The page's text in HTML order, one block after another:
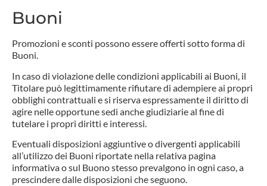
Buoni
Promozioni e sconti possono essere offerti sotto forma di
Buoni.
In caso di violazione delle condizioni applicabili ai Buoni, il
Titolare può legittimamente rifiutare di adempiere ai propri
obblighi contrattuali e si riserva espressamente il diritto di
agire nelle opportune sedi anche giudiziarie al fine di
tutelare i propri diritti e interessi.
Eventuali disposizioni aggiuntive o divergenti applicabili
all’utilizzo dei Buoni riportate nella relativa pagina
informativa o sul Buono stesso prevalgono in ogni caso, a
prescindere dalle disposizioni che seguono.